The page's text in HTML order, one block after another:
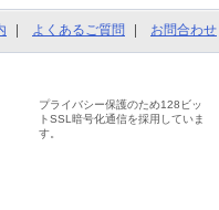
よくあるご質問 お問合わせ
プライバシー保護のため128ビッ
トSSL暗号化通信を採用していま
す。